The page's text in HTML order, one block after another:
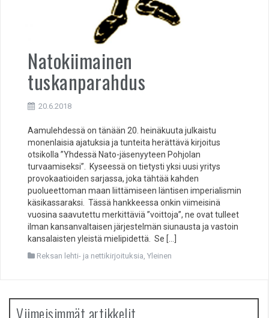
Natokiimainen
tuskanparahdus
20.6.2018
Aamulehdessä on tänään 20. heinäkuuta julkaistu
monenlaisia ajatuksia ja tunteita herättävä kirjoitus
otsikolla ”Yhdessä Nato-jäsenyyteen Pohjolan
turvaamiseksi”. Kyseessä on tietysti yksi uusi yritys
provokaatioiden sarjassa, joka tähtää kahden
puolueettoman maan liittämiseen läntisen imperialismin
käsikassaraksi. Tässä hankkeessa onkin viimeisinä
vuosina saavutettu merkittäviä ”voittoja”, ne ovat tulleet
ilman kansanvaltaisen järjestelmän siunausta ja vastoin
kansalaisten yleistä mielipidettä. Se […]
Reksan lehti- ja nettikirjoituksia, Yleinen